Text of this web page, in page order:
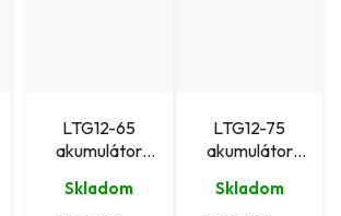
LTG12-65
akumulátor
(12V/65Ah)
Skladom
LTG12-75
akumulátor
(12V/75Ah)
Skladom